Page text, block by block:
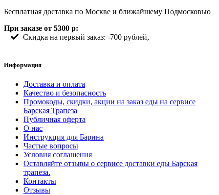
Бесплатная доставка по Москве и ближайшему Подмосковью
При заказе от 5300 р:
Скидка на первый заказ: -700 рублей,
Информация
Доставка и оплата
Качество и безопасность
Промокоды, скидки, акции на заказ еды на сервисе
Барская Трапеза
Публичная оферта
О нас
Инструкция для Барина
Частые вопросы
Условия соглашения
Оставляйте отзывы о сервисе доставки еды Барская
трапеза.
Контакты
Отзывы